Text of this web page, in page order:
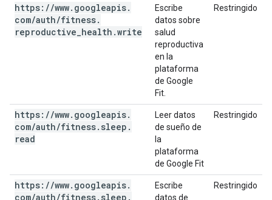
https: //www. googleapis.
com/auth/fitness.
reproductive health .write
Escribe
datos sobre
salud
reproductiva
en la
plataforma
de Google
Fit.
Restringido
https: //www. googleapis.
com/auth/fitness. sleep .
read
Leer datos
de sueño de
la
plataforma
de Google Fit
Restringido
https: //www. googleapis.
com/auth/fitness. sleep .
Escribe
datos de
Restringido